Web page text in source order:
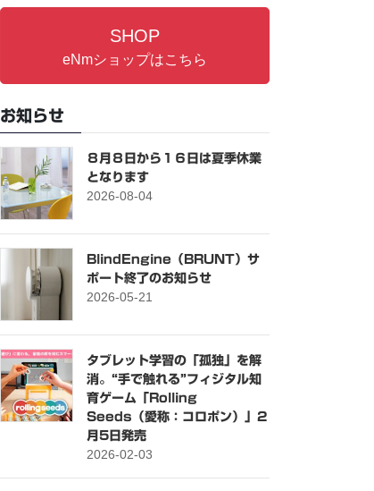
SHOP
eNmショップはこちら
お知らせ
８月８日から１６日は夏季休業
となります
2026-08-04
BlindEngine（BRUNT）サ
ポート終了のお知らせ
2026-05-21
タブレット学習の「孤独」を解
消。“手で触れる”フィジタル知
育ゲーム「Rolling
Seeds（愛称：コロポン）」2
月5日発売
2026-02-03